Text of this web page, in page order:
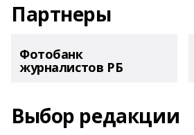
Партнеры
Фотобанк
журналистов РБ
Выбор редакции